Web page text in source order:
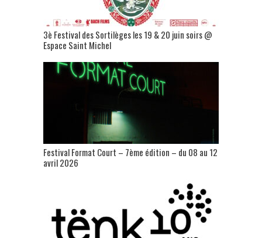
3è Festival des Sortilèges les 19 & 20 juin soirs @
Espace Saint Michel
Festival Format Court – 7ème édition – du 08 au 12
avril 2026